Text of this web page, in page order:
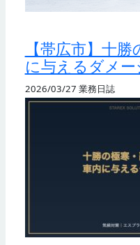
【帯広市】十
に与えるダメ
2026/03/27 業務日誌